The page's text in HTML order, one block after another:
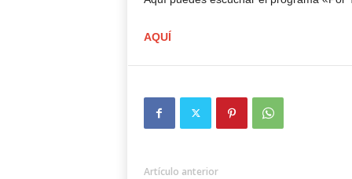
AQUÍ
Artículo anterior